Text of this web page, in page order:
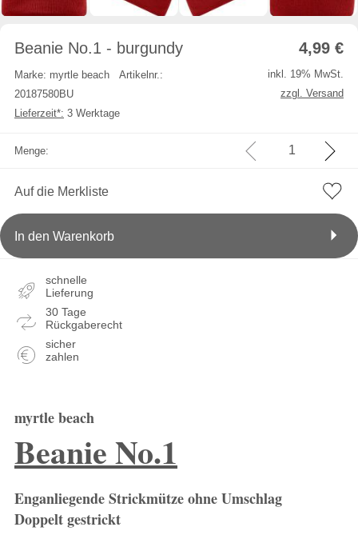
4,99 €
Beanie No.1 - burgundy
Marke: myrtle beach Artikelnr.:
20187580BU
Lieferzeit*: 3 Werktage
inkl. 19% MwSt.
zzgl. Versand
Menge:
Auf die Merkliste
In den Warenkorb
schnelle
Lieferung
30 Tage
Rückgaberecht
sicher
zahlen
myrtle beach
Beanie No.1
Enganliegende Strickmütze ohne Umschlag
Doppelt gestrickt